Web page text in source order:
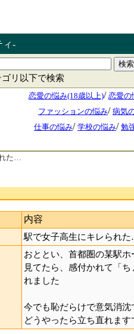
ィ-
ゴリ以下で検索
恋愛の悩み(18歳以上)/ 恋愛の
ファッションの悩み/ 病気
仕事の悩み/ 学校の悩み/ 勉
た…
内容
駅で女子高生にキレられ
おととい、首都圏の某駅
見てたら、感付かれて「
れました
今でも恥だらけで意気消沈
どうやったら立ち直れま